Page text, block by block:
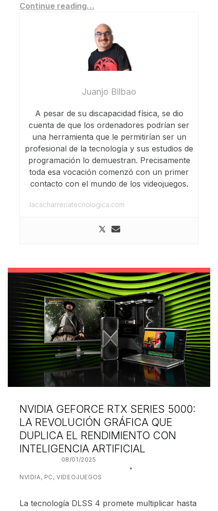
Continue reading…
Juanjo Bilbao
A pesar de su discapacidad física, se dio
cuenta de que los ordenadores podrían ser
una herramienta que le permitirían ser un
profesional de la tecnología y sus estudios de
programación lo demuestran. Precisamente
toda esa vocación comenzó con un primer
contacto con el mundo de los videojuegos.
lacacharreriatecnologica.com
NVIDIA GEFORCE RTX SERIES 5000:
LA REVOLUCIÓN GRÁFICA QUE
DUPLICA EL RENDIMIENTO CON
INTELIGENCIA ARTIFICIAL
08/01/2025
NVIDIA , PC ,VIDEOJUEGOS
La tecnología DLSS 4 promete multiplicar hasta